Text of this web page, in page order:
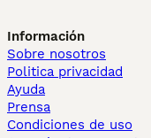
Información
Sobre nosotros
Politica privacidad
Ayuda
Prensa
Condiciones de uso